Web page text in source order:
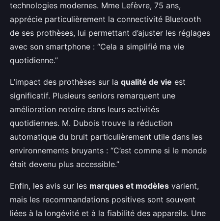
technologies modernes. Mme Lefèvre, 75 ans,
apprécie particulièrement la connectivité Bluetooth
de ses prothèses, lui permettant d’ajuster les réglages
avec son smartphone : “Cela a simplifié ma vie
quotidienne.”
L’impact des prothèses sur la qualité de vie est
significatif. Plusieurs seniors remarquent une
amélioration notoire dans leurs activités
quotidiennes. M. Dubois trouve la réduction
automatique du bruit particulièrement utile dans les
environnements bruyants : “C’est comme si le monde
était devenu plus accessible.”
Enfin, les avis sur les marques et modèles varient,
mais les recommandations positives sont souvent
liées à la longévité et à la fiabilité des appareils. Une